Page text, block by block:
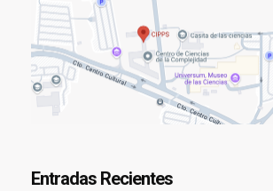
Entradas Recientes